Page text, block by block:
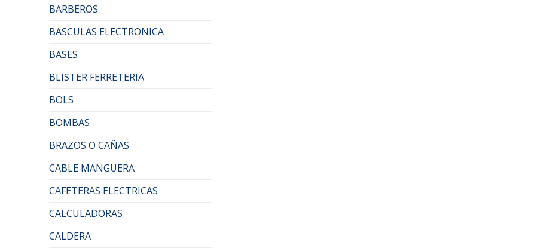
BARBEROS
BASCULAS ELECTRONICA
BASES
BLISTER FERRETERIA
BOLS
BOMBAS
BRAZOS O CAÑAS
CABLE MANGUERA
CAFETERAS ELECTRICAS
CALCULADORAS
CALDERA